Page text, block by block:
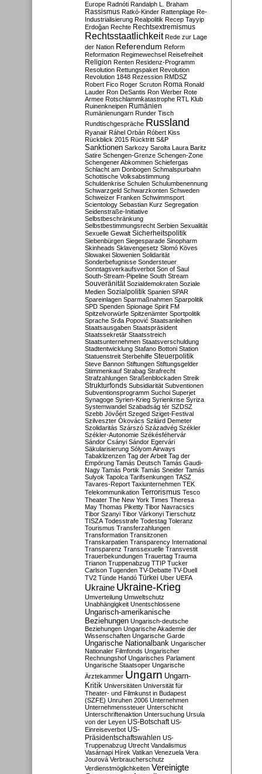
Europe Radnóti Randalph L. Braham
Rassismus Ratkó-Kinder Rattenplage Re-
Industrialisierung Realpolitik Recep Tayyip
Erdoğan Rechte Rechtsextremismus
Rechtsstaatlichkeit Rede zur Lage
der Nation Referendum Reform
Reformation Regimewechsel Reisefreiheit
Religion Renten Residenz-Programm
Resolution Rettungspaket Revolution
Revolution 1848 Rezession RMDSZ
Robert Fico Roger Scruton Roma Ronald
Lauder Ron DeSantis Ron Werber Rote
Armee Rotschlammkatastrophe RTL Klub
Ruinenkneipen Rumänien
Rumänienungarn Runder Tisch
Rundtischgespräche Russland
Ryanair Ráhel Orbán Róbert Kiss
Rückblick 2015 Rücktritt S&P
Sanktionen Sarkozy Sarolta Laura Baritz
Satire Schengen-Grenze Schengen-Zone
Schengener Abkommen Schiefergas
Schlacht am Donbogen Schmalspurbahn
Schottische Volksabstimmung
Schuldenkrise Schulen Schulumbenennung
Schwarzgeld Schwarzkonten Schweden
Schweizer Franken Schwimmsport
Scientology Sebastian Kurz Segregation
Seidenstraße-Initiative
Selbstbeschränkung
Selbstbestimmungsrecht Serbien Sexualität
Sexuelle Gewalt Sicherheitspolitik
Siebenbürgen Siegesparade Sinopharm
Skinheads Sklavengesetz Slomó Köves
Slowakei Slowenien Solidarität
Sonderbefugnisse Sondersteuer
Sonntagsverkaufsverbot Son of Saul
South-Stream-Pipeline South Stream
Souveränität Sozialdemokraten Soziale
Medien Sozialpolitik Spanien SPAR
Spareinlagen Sparmaßnahmen Sparpolitik
SPD Spenden Spionage Spirit FM
Spitzelvorwürfe Spitzenämter Sportpolitik
Sprache Srđa Popović Staatsanleihen
Staatsausgaben Staatspräsident
Staatssekretär Staatsstreich
Staatsunternehmen Staatsverschuldung
Stadtentwicklung Stafano Bottoni Station
Statuenstreit Sterbehilfe Steuerpolitik
Steve Bannon Stiftungen Stiftungsgelder
Stimmenkauf Strabag Strafrecht
Strafzahlungen Straßenblockaden Streik
Strukturfonds Subsidiarität Subventionen
Subventionsprogramm Suchoi Superjet
Synagoge Syrien-Krieg Syrienkrise Syriza
Systemwandel Szabadság tér SZDSZ
Szebb Jövőért Szeged Sziget-Festival
Szilveszter Ókovács Szilárd Demeter
Szolidaritás Szárszó Századvég Székler
Székler-Autonomie Székésféhervár
Sándor Csányi Sándor Egervári
Säkularisierung Sólyom Airways
Tabaklizenzen Tag der Arbeit Tag der
Empörung Tamás Deutsch Tamás Gaudi-
Nagy Tamás Portik Tamás Sneider Tamás
Sulyok Tapolca Tarifsenkungen TASZ
Tavares-Report Taxiunternehmen TEK
Telekommunikation Terrorismus Tesco
Theater The New York Times Theresa
May Thomas Piketty Tibor Navracsics
Tibor Szanyi Tibor Várkonyi Tierschutz
TISZA Todesstrafe Todestag Toleranz
Tourismus Transferzahlungen
Transformation Transitzonen
Transkarpatien Transparency International
Transparenz Transsexuelle Transvestit
Trauerbekundungen Trauertag Trauma
Trianon Truppenabzug TTIP Tucker
Carlson Tugenden TV-Debatte TV-Duell
TV2 Tünde Handó Türkei Uber UEFA
Ukraine Ukraine-Krieg
Umverteilung Umweltschutz
Unabhängigkeit Unentschlossene
Ungarisch-amerikanische
Beziehungen Ungarisch-deutsche
Beziehungen Ungarische Akademie der
Wissenschaften Ungarische Garde
Ungarische Nationalbank Ungarischer
Nationaler Filmfonds Ungarischer
Rechnungshof Ungarisches Parlament
Ungarische Staatsoper Ungarische
Ärztekammer Ungarn Ungarn-
Kritik Universitäten Universität für
Theater- und Filmkunst in Budapest
(SZFE) Unruhen 2006 Unternehmen
Unternehmenssteuer Unterschicht
Unterschriftenaktion Untersuchung Ursula
von der Leyen US-Botschaft US-
Einreiseverbot US-
Präsidentschaftswahlen US-
Truppenabzug Utrecht Vandalismus
Vasárnapi Hírek Vatikan Venezuela Vera
Jourová Verbraucherschutz
Verdienstmöglichkeiten Vereinigte